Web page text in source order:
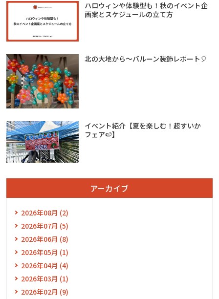
ハロウィンや体験型も！秋のイベント企
画案とスケジュールの立て方
北の大地から～バルーン装飾レポート🎈
イベント紹介【夏を楽しむ！超すいか
フェア🍉】
アーカイブ
2026年08月 (2)
2026年07月 (5)
2026年06月 (8)
2026年05月 (1)
2026年04月 (4)
2026年03月 (1)
2026年02月 (9)